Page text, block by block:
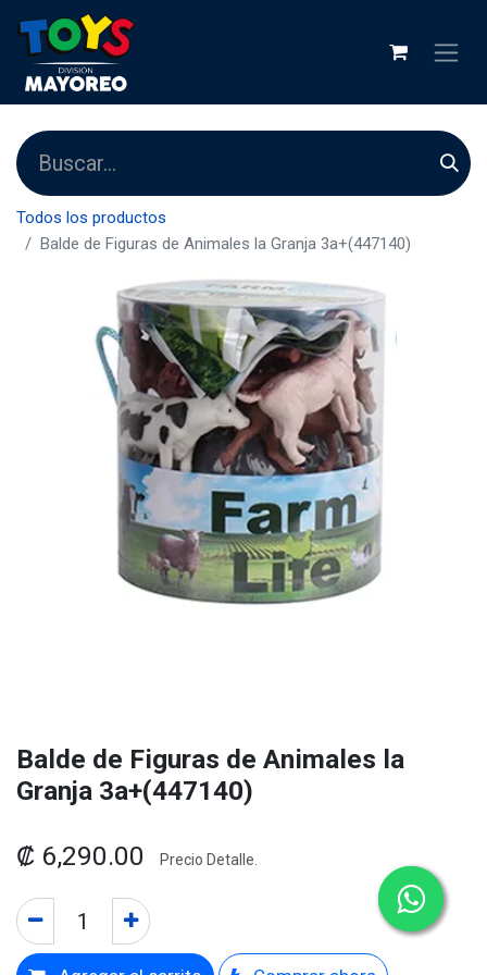
Todos los productos
Balde de Figuras de Animales la Granja 3a+(447140)
Balde de Figuras de Animales la
Granja 3a+(447140)
₡ 6,290.00 Precio Detalle.